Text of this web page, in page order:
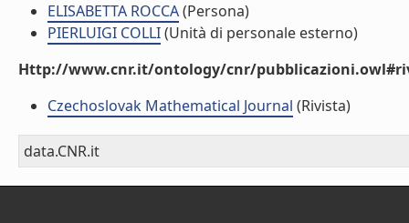
ELISABETTA ROCCA(Persona)
PIERLUIGI COLLI(Unità di personale esterno)
Http://www.cnr.it/ontology/cnr/
Czechoslovak Mathematical Journal (Rivista)
data.CNR.it